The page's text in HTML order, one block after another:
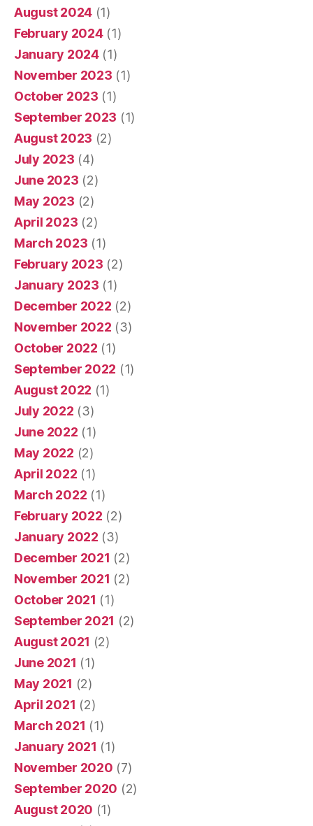
August 2024 (1)
February 2024(1)
January 2024(1)
November 2023 (1)
October 2023 (1)
September 2023 (1)
August 2023 (2)
July 2023 (4)
June 2023 (2)
May 2023 (2)
April 2023 (2)
March 2023 (1)
February 2023 (2)
January 2023 (1)
December 2022 (2)
November 2022 (3)
October 2022 (1)
September 2022 (1)
August 2022 (1)
July 2022 (3)
June 2022 (1)
May 2022 (2)
April 2022 (1)
March 2022 (1)
February 2022 (2)
January 2022 (3)
December 2021 (2)
November 2021 (2)
October 2021 (1)
September 2021 (2)
August 2021 (2)
June 2021 (1)
May 2021 (2)
April 2021 (2)
March 2021 (1)
January 2021 (1)
November 2020 (7)
September 2020 (2)
August 2020 (1)